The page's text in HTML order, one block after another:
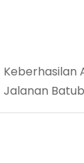
Keberhasilan
Jalanan
Coalmine